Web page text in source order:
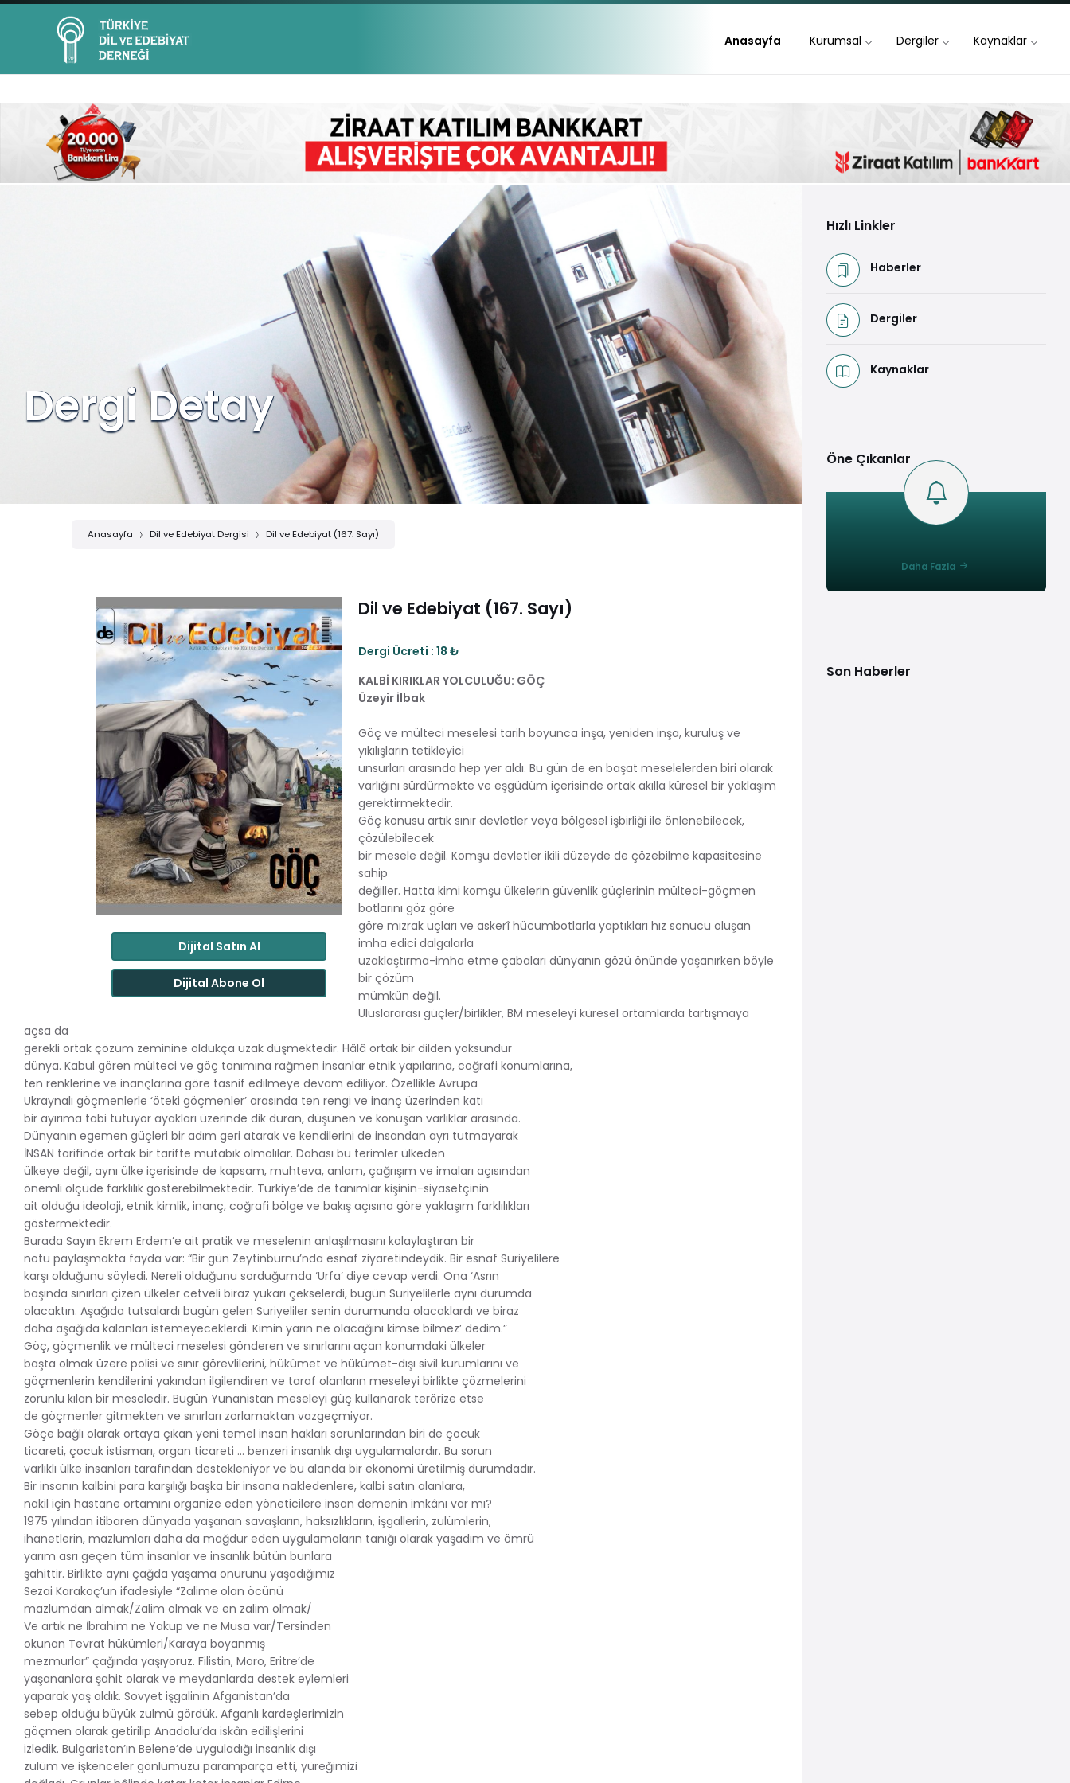
Anasayfa Kurumsal Dergiler Kaynaklar
Dergi Detay
Anasayfa Dil ve Edebiyat Dergisi Dil ve Edebiyat (167. Sayı)
Dijital Satın Al
Dijital Abone Ol
Dil ve Edebiyat (167. Sayı)
Dergi Ücreti : 18 ₺
KALBİ KIRIKLAR YOLCULUĞU: GÖÇ
Üzeyir İlbak
Göç ve mülteci meselesi tarih boyunca inşa, yeniden inşa, kuruluş ve
yıkılışların tetikleyici
unsurları arasında hep yer aldı. Bu gün de en başat meselelerden biri olarak
varlığını sürdürmekte ve eşgüdüm içerisinde ortak akılla küresel bir yaklaşım
gerektirmektedir.
Göç konusu artık sınır devletler veya bölgesel işbirliği ile önlenebilecek,
çözülebilecek
bir mesele değil. Komşu devletler ikili düzeyde de çözebilme kapasitesine
sahip
değiller. Hatta kimi komşu ülkelerin güvenlik güçlerinin mülteci-göçmen
botlarını göz göre
göre mızrak uçları ve askerî hücumbotlarla yaptıkları hız sonucu oluşan
imha edici dalgalarla
uzaklaştırma-imha etme çabaları dünyanın gözü önünde yaşanırken böyle
bir çözüm
mümkün değil.
Uluslararası güçler/birlikler, BM meseleyi küresel ortamlarda tartışmaya
açsa da
gerekli ortak çözüm zeminine oldukça uzak düşmektedir. Hâlâ ortak bir dilden yoksundur
dünya. Kabul gören mülteci ve göç tanımına rağmen insanlar etnik yapılarına, coğrafi konumlarına,
ten renklerine ve inançlarına göre tasnif edilmeye devam ediliyor. Özellikle Avrupa
Ukraynalı göçmenlerle ‘öteki göçmenler’ arasında ten rengi ve inanç üzerinden katı
bir ayırıma tabi tutuyor ayakları üzerinde dik duran, düşünen ve konuşan varlıklar arasında.
Dünyanın egemen güçleri bir adım geri atarak ve kendilerini de insandan ayrı tutmayarak
İNSAN tarifinde ortak bir tarifte mutabık olmalılar. Dahası bu terimler ülkeden
ülkeye değil, aynı ülke içerisinde de kapsam, muhteva, anlam, çağrışım ve imaları açısından
önemli ölçüde farklılık gösterebilmektedir. Türkiye’de de tanımlar kişinin-siyasetçinin
ait olduğu ideoloji, etnik kimlik, inanç, coğrafi bölge ve bakış açısına göre yaklaşım farklılıkları
göstermektedir.
Burada Sayın Ekrem Erdem’e ait pratik ve meselenin anlaşılmasını kolaylaştıran bir
notu paylaşmakta fayda var: “Bir gün Zeytinburnu’nda esnaf ziyaretindeydik. Bir esnaf Suriyelilere
karşı olduğunu söyledi. Nereli olduğunu sorduğumda ‘Urfa’ diye cevap verdi. Ona ‘Asrın
başında sınırları çizen ülkeler cetveli biraz yukarı çekselerdi, bugün Suriyelilerle aynı durumda
olacaktın. Aşağıda tutsalardı bugün gelen Suriyeliler senin durumunda olacaklardı ve biraz
daha aşağıda kalanları istemeyeceklerdi. Kimin yarın ne olacağını kimse bilmez’ dedim.”
Göç, göçmenlik ve mülteci meselesi gönderen ve sınırlarını açan konumdaki ülkeler
başta olmak üzere polisi ve sınır görevlilerini, hükûmet ve hükûmet-dışı sivil kurumlarını ve
göçmenlerin kendilerini yakından ilgilendiren ve taraf olanların meseleyi birlikte çözmelerini
zorunlu kılan bir meseledir. Bugün Yunanistan meseleyi güç kullanarak terörize etse
de göçmenler gitmekten ve sınırları zorlamaktan vazgeçmiyor.
Göçe bağlı olarak ortaya çıkan yeni temel insan hakları sorunlarından biri de çocuk
ticareti, çocuk istismarı, organ ticareti … benzeri insanlık dışı uygulamalardır. Bu sorun
varlıklı ülke insanları tarafından destekleniyor ve bu alanda bir ekonomi üretilmiş durumdadır.
Bir insanın kalbini para karşılığı başka bir insana nakledenlere, kalbi satın alanlara,
nakil için hastane ortamını organize eden yöneticilere insan demenin imkânı var mı?
1975 yılından itibaren dünyada yaşanan savaşların, haksızlıkların, işgallerin, zulümlerin,
ihanetlerin, mazlumları daha da mağdur eden uygulamaların tanığı olarak yaşadım ve ömrü
yarım asrı geçen tüm insanlar ve insanlık bütün bunlara
şahittir. Birlikte aynı çağda yaşama onurunu yaşadığımız
Sezai Karakoç’un ifadesiyle “Zalime olan öcünü
mazlumdan almak/Zalim olmak ve en zalim olmak/
Ve artık ne İbrahim ne Yakup ve ne Musa var/Tersinden
okunan Tevrat hükümleri/Karaya boyanmış
mezmurlar” çağında yaşıyoruz. Filistin, Moro, Eritre’de
yaşananlara şahit olarak ve meydanlarda destek eylemleri
yaparak yaş aldık. Sovyet işgalinin Afganistan’da
sebep olduğu büyük zulmü gördük. Afganlı kardeşlerimizin
göçmen olarak getirilip Anadolu’da iskân edilişlerini
izledik. Bulgaristan’ın Belene’de uyguladığı insanlık dışı
zulüm ve işkenceler gönlümüzü paramparça etti, yüreğimizi
Hızlı Linkler
Haberler
Dergiler
Kaynaklar
Öne Çıkanlar
Daha Fazla
Son Haberler